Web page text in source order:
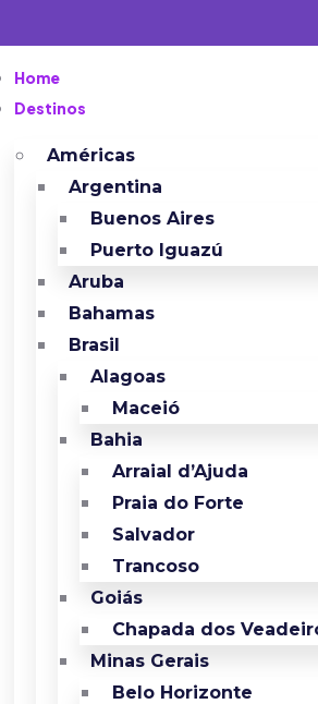
Home
Destinos
Américas
Argentina
Buenos Aires
Puerto Iguazú
Aruba
Bahamas
Brasil
Alagoas
Maceió
Bahia
Arraial d’Ajuda
Praia do Forte
Salvador
Trancoso
Goiás
Chapada dos
Minas Gerais
Belo Horizonte